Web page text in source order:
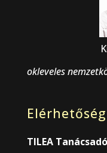
okleveles
Elérhetőség
TILEA